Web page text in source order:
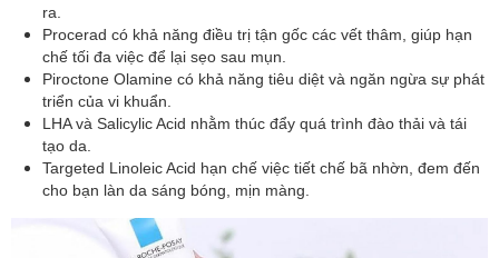
ra.
Procerad có khả năng điều trị tận gốc các vết thâm, giúp hạn
chế tối đa việc để lại sẹo sau mụn.
Piroctone Olamine có khả năng tiêu diệt và ngăn ngừa sự phát
triển của vi khuẩn.
LHA và Salicylic Acid nhằm thúc đẩy quá trình đào thải và tái
tạo da.
Targeted Linoleic Acid hạn chế việc tiết chế bã nhờn, đem đến
cho bạn làn da sáng bóng, mịn màng.